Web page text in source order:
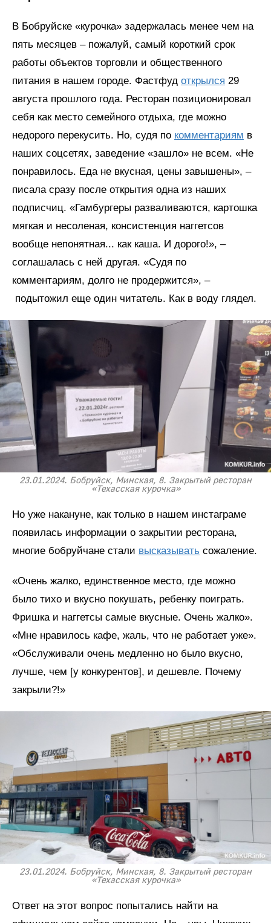
В Бобруйске «курочка» задержалась менее чем на
пять месяцев – пожалуй, самый короткий срок
работы объектов торговли и общественного
питания в нашем городе. Фастфуд открылся 29
августа прошлого года. Ресторан позиционировал
себя как место семейного отдыха, где можно
недорого перекусить. Но, судя по комментариям в
наших соцсетях, заведение «зашло» не всем. «Не
понравилось. Еда не вкусная, цены завышены», –
писала сразу после открытия одна из наших
подписчиц. «Гамбургеры разваливаются, картошка
мягкая и несоленая, консистенция наггетсов
вообще непонятная... как каша. И дорого!», –
соглашалась с ней другая. «Судя по
комментариям, долго не продержится», –
подытожил еще один читатель. Как в воду глядел.
23.01.2024. Бобруйск, Минская, 8. Закрытый ресторан
«Техасская курочка»
Но уже накануне, как только в нашем инстаграме
появилась информации о закрытии ресторана,
многие бобруйчане стали высказывать сожаление.
«Очень жалко, единственное место, где можно
было тихо и вкусно покушать, ребенку поиграть.
Фришка и наггетсы самые вкусные. Очень жалко».
«Мне нравилось кафе, жаль, что не работает уже».
«Обслуживали очень медленно но было вкусно,
лучше, чем [у конкурентов], и дешевле. Почему
закрыли?!»
23.01.2024. Бобруйск, Минская, 8. Закрытый ресторан
«Техасская курочка»
Ответ на этот вопрос попытались найти на